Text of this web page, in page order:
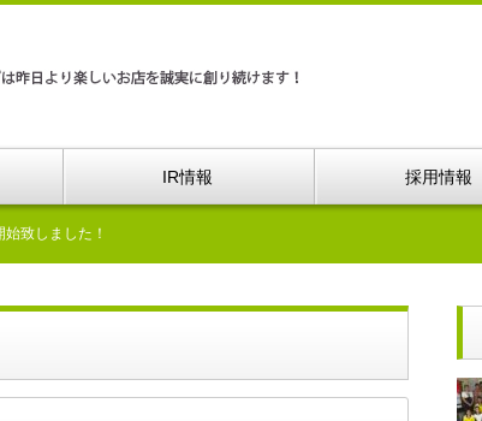
IR情報 採用情報
致しました！